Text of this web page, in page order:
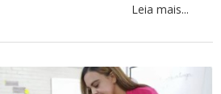
Leia mais...